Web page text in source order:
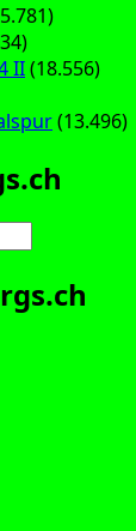
II(18.556)
(13.496)